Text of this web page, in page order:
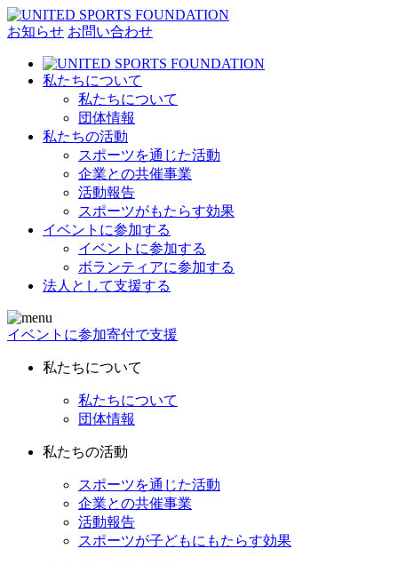
お知らせ お問い合わせ
私たちについて
私たちについて
団体情報
私たちの活動
スポーツを通じた活動
企業との共催事業
活動報告
スポーツがもたらす効果
イベントに参加する
イベントに参加する
ボランティアに参加する
法人として支援する
イベントに参加寄付で支援
私たちについて
私たちについて
団体情報
私たちの活動
スポーツを通じた活動
企業との共催事業
活動報告
スポーツが子どもにもたらす効果